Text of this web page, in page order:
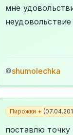
мне
©shumolechka
Пирожки + (
поставлю